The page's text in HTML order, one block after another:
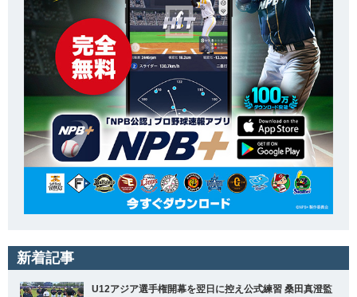
新着記事
U12アジア選手権開幕を翌日に控え公式練習 桑田真澄監